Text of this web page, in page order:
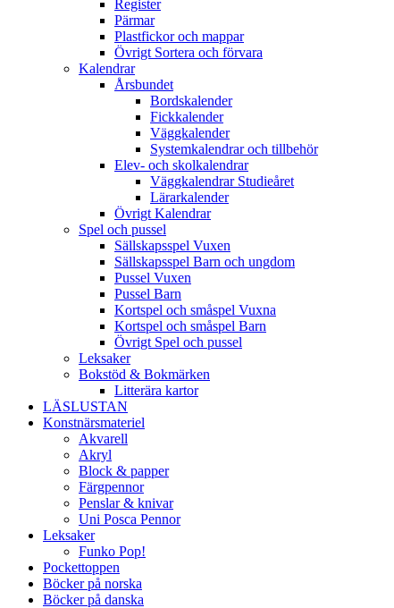
Register
Pärmar
Plastfickor och mappar
Övrigt Sortera och förvara
Kalendrar
Årsbundet
Bordskalender
Fickkalender
Väggkalender
Systemkalendrar och tillbehör
Elev- och skolkalendrar
Väggkalendrar Studieåret
Lärarkalender
Övrigt Kalendrar
Spel och pussel
Sällskapsspel Vuxen
Sällskapsspel Barn och ungdom
Pussel Vuxen
Pussel Barn
Kortspel och småspel Vuxna
Kortspel och småspel Barn
Övrigt Spel och pussel
Leksaker
Bokstöd & Bokmärken
Litterära kartor
LÄSLUSTAN
Konstnärsmateriel
Akvarell
Akryl
Block & papper
Färgpennor
Penslar & knivar
Uni Posca Pennor
Leksaker
Funko Pop!
Pockettoppen
Böcker på norska
Böcker på danska